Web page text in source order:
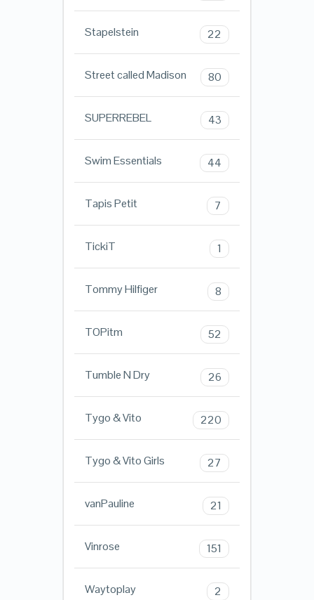
Stapelstein 22
Street called Madison 80
SUPERREBEL 43
Swim Essentials 44
Tapis Petit 7
TickiT 1
Tommy Hilfiger 8
TOPitm 52
Tumble N Dry 26
Tygo & Vito 220
Tygo & Vito Girls 27
vanPauline 21
Vinrose 151
Waytoplay 2